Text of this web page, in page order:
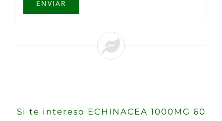
Si te intereso ECHINACEA 1000MG 60